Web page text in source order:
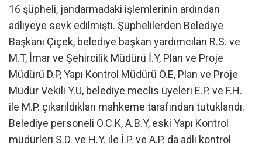
16 şüpheli, jandarmadaki işlemlerinin ardından
adliyeye sevk edilmişti. Şüphelilerden Belediye
Başkanı Çiçek, belediye başkan yardımcıları R.S. ve
M.T, İmar ve Şehircilik Müdürü İ.Y, Plan ve Proje
Müdürü D.P, Yapı Kontrol Müdürü Ö.E, Plan ve Proje
Müdür Vekili Y.U, belediye meclis üyeleri E.P. ve F.H.
ile M.P. çıkarıldıkları mahkeme tarafından tutuklandı.
Belediye personeli Ö.C.K, A.B.Y, eski Yapı Kontrol
müdürleri S.D. ve H.Y. ile İ.P. ve A.P. da adli kontrol